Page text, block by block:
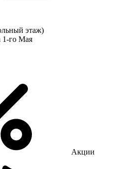
этаж)
1-го Мая
Акции